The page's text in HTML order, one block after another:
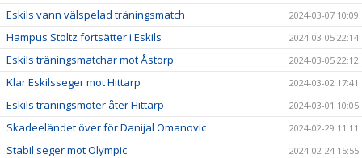
Eskils vann välspelad träningsmatch 2024-03-07 10:09
Hampus Stoltz fortsätter i Eskils 2024-03-05 22:14
Eskils träningsmatchar mot Åstorp 2024-03-05 22:12
Klar Eskilsseger mot Hittarp 2024-03-02 17:41
Eskils träningsmöter åter Hittarp 2024-03-01 10:05
Skadeeländet över för Danijal Omanovic 2024-02-29 11:11
Stabil seger mot Olympic 2024-02-24 15:55